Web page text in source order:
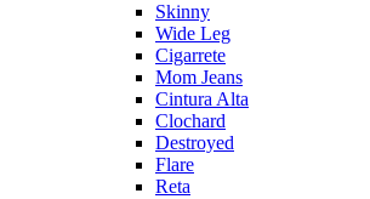
Skinny
Wide Leg
Cigarrete
Mom Jeans
Cintura Alta
Clochard
Destroyed
Flare
Reta